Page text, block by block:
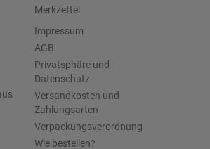
Merkzettel
Impressum
AGB
Privatsphäre und
Datenschutz
Versandkosten und
Zahlungsarten
Verpackungsverordnung
Wie bestellen?